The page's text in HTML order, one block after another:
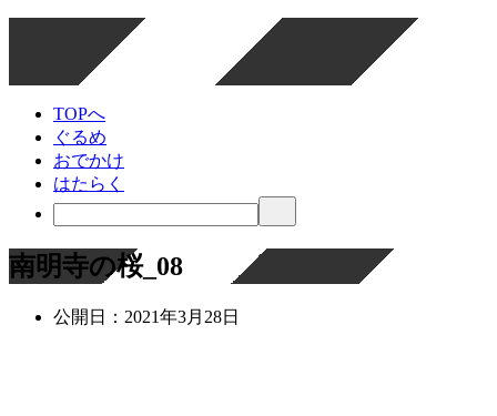
TOPへ
ぐるめ
おでかけ
はたらく
南明寺の桜_08
公開日： 2021年3月28日